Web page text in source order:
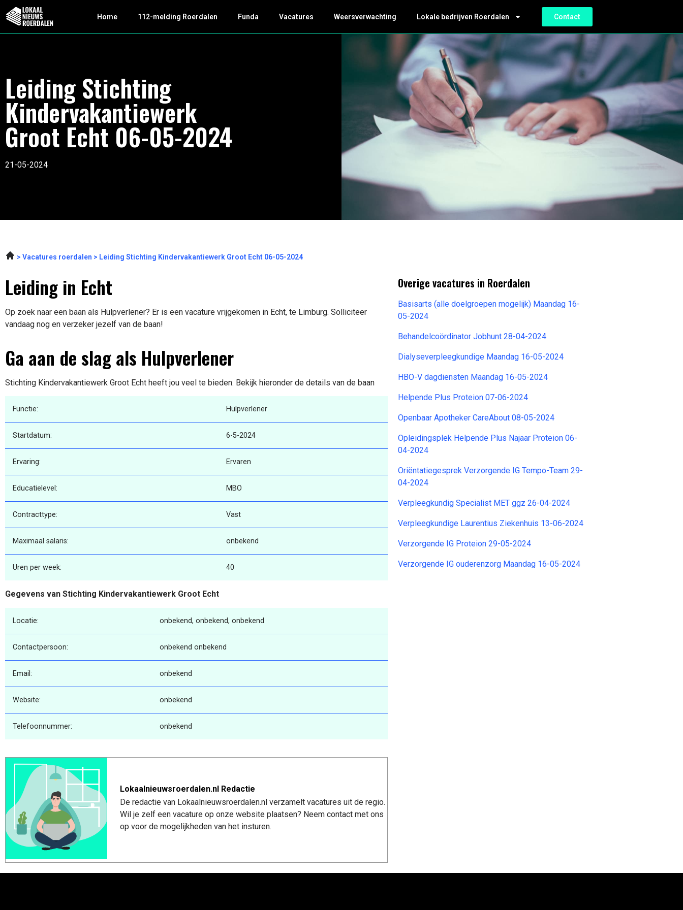
Home 112-melding Roerdalen Funda Vacatures Weersverwachting Lokale bedrijven Roerdalen Contact
Leiding Stichting
Kindervakantiewerk
Groot Echt 06-05-2024
21-05-2024
Vacatures roerdalen Leiding Stichting Kindervakantiewerk Groot Echt 06-05-2024
Leiding in Echt
Op zoek naar een baan als Hulpverlener? Er is een vacature vrijgekomen in Echt, te Limburg. Solliciteer
vandaag nog en verzeker jezelf van de baan!
Ga aan de slag als Hulpverlener
Stichting Kindervakantiewerk Groot Echt heeft jou veel te bieden. Bekijk hieronder de details van de baan
Functie: Hulpverlener
Startdatum: 6-5-2024
Ervaring: Ervaren
Educatielevel: MBO
Contracttype: Vast
Maximaal salaris: onbekend
Uren per week: 40
Gegevens van Stichting Kindervakantiewerk Groot Echt
Locatie: onbekend, onbekend, onbekend
Contactpersoon: onbekend onbekend
Email: onbekend
Website: onbekend
Telefoonnummer: onbekend
Lokaalnieuwsroerdalen.nl Redactie
De redactie van Lokaalnieuwsroerdalen.nl verzamelt vacatures uit de regio.
Wil je zelf een vacature op onze website plaatsen? Neem contact met ons
op voor de mogelijkheden van het insturen.
Overige vacatures in Roerdalen
Basisarts (alle doelgroepen mogelijk) Maandag 16-
05-2024
Behandelcoördinator Jobhunt 28-04-2024
Dialyseverpleegkundige Maandag 16-05-2024
HBO-V dagdiensten Maandag 16-05-2024
Helpende Plus Proteion 07-06-2024
Openbaar Apotheker CareAbout 08-05-2024
Opleidingsplek Helpende Plus Najaar Proteion 06-
04-2024
Oriëntatiegesprek Verzorgende IG Tempo-Team 29-
04-2024
Verpleegkundig Specialist MET ggz 26-04-2024
Verpleegkundige Laurentius Ziekenhuis 13-06-2024
Verzorgende IG Proteion 29-05-2024
Verzorgende IG ouderenzorg Maandag 16-05-2024